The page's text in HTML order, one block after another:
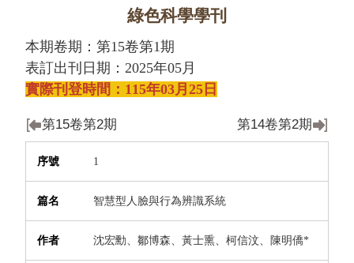
綠色科學學刊
本期卷期：第15卷第1期
表訂出刊日期：2025年05月
實際刊登時間： 115年03月25日
第15卷第2期 第14卷第2期
序號 篇名
1
智慧型人臉與行為辨識系統
沈宏勳、鄒博森、黃士熏、柯信汶、陳明僑*